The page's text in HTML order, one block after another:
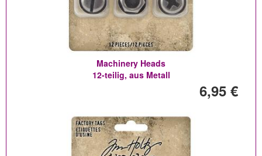
Machinery Heads
12-teilig, aus Metall
6,95 €